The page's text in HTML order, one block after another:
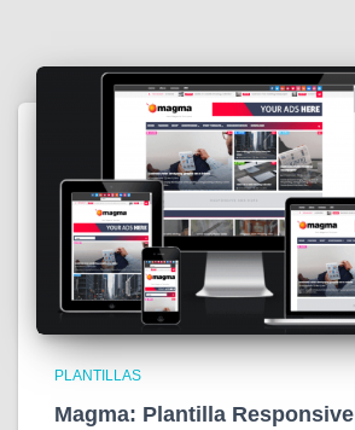
PLANTILLAS
Magma: Plantilla Responsive